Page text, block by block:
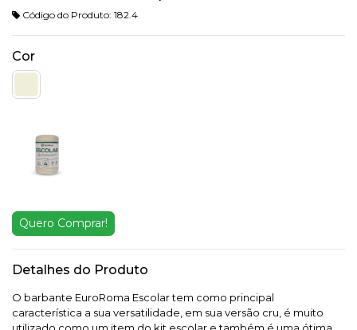
Código do Produto: 182.4
Cor
Quero Comprar!
Detalhes do Produto
O barbante EuroRoma Escolar tem como principal
característica a sua versatilidade, em sua versão cru, é muito
utilizado como um item do kit escolar e também é uma ótima